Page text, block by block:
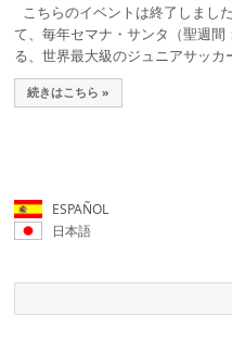
こちらのイベントは終了しま
て、毎年セマナ・サンタ（聖週
る、世界最大級のジュニアサッ
続きはこちら »
ESPAÑOL
日本語